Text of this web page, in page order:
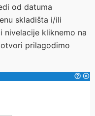
od datuma
skladišta i/ili
nivelacije kliknemo na
prilagodimo